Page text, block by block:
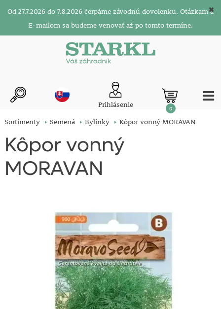
Od 27.7.2026 do 7.8.2026 čerpáme závodnú dovolenku. Otázkam a
E-mailom sa budeme venovať až po tomto termíne.
Prihlásenie 0
Sortimenty Semená Bylinky Kôpor vonný MORAVAN
Kôpor vonný
MORAVAN